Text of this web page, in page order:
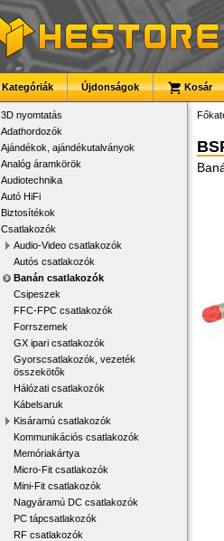
Kategóriák Újdonságok Kosár
3D nyomtatás
Adathordozók
Ajándékok, ajándékutalványok
Analóg áramkörök
Audiotechnika
Autó HiFi
Biztosítékok
Csatlakozók
Audio-Video csatlakozók
Autós csatlakozók
Banán csatlakozók
Csipeszek
FFC-FPC csatlakozók
Forrszemek
GX ipari csatlakozók
Gyorscsatlakozók, vezeték
összekötők
Hálózati csatlakozók
Kábelsaruk
Kisáramú csatlakozók
Kommunikációs csatlakozók
Memóriakártya
Micro-Fit csatlakozók
Mini-Fit csatlakozók
Nagyáramú DC csatlakozók
PC tápcsatlakozók
RF csatlakozók